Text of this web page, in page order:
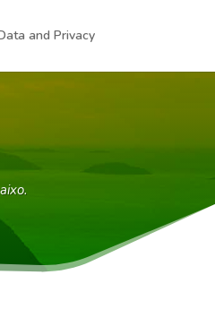
and Privacy